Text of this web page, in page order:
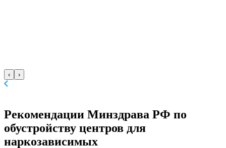
‹ ›
Рекомендации Минздрава РФ по
обустройству центров для
наркозависимых